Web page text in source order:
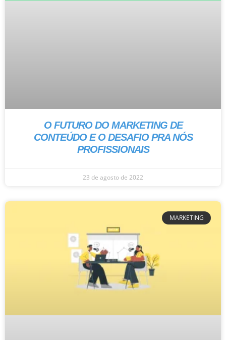
O FUTURO DO MARKETING DE
CONTEÚDO E O DESAFIO PRA NÓS
PROFISSIONAIS
23 de agosto de 2022
MARKETING